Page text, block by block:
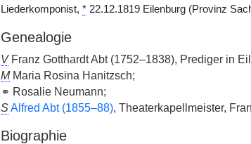
Liederkomponist, *22.12.1819 Eilenburg (Provinz
Genealogie
VFranz Gotthardt Abt (1752–1838), Prediger in
MMaria Rosina Hanitzsch;
⚭ Rosalie Neumann;
SAlfred Abt (1855–88), Theaterkapellmeister,
Biographie